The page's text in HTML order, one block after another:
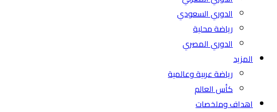
الدوري السعودي
رياضة محلية
الدوري المصري
المزيد
رياضة عربية وعالمية
كأس العالم
اهداف وملخصات